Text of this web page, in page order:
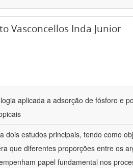
Vasconcellos Inda Junior
aplicada a adsorção de fósforo e
dois estudos principais, tendo como
que diferentes proporções entre os
papel fundamental nos